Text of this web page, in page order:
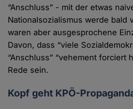
“Anschluss” - mit der etwas
Nationalsozialismus werde bald
waren aber ausgesprochene
Davon, dass “viele
“Anschluss” “vehement forciert
Rede sein.
Kopf geht KPÖ-